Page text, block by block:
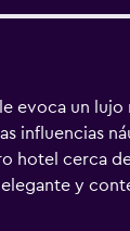
evoca un
influencias
hotel cerca
y